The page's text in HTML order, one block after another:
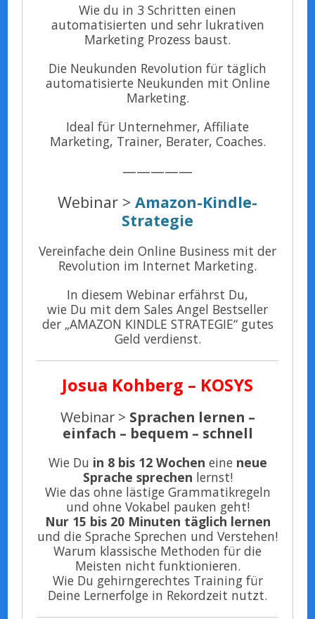
Wie du in 3 Schritten einen
automatisierten und sehr lukrativen
Marketing Prozess baust.
Die Neukunden Revolution für täglich
automatisierte Neukunden mit Online
Marketing.
Ideal für Unternehmer, Affiliate
Marketing, Trainer, Berater, Coaches.
—————
Webinar > Amazon-Kindle-
Strategie
Vereinfache dein Online Business mit der
Revolution im Internet Marketing.
In diesem Webinar erfährst Du,
wie Du mit dem Sales Angel Bestseller
der „AMAZON KINDLE STRATEGIE“ gutes
Geld verdienst.
Josua Kohberg – KOSYS
Webinar > Sprachen lernen –
einfach – bequem – schnell
Wie Du in 8 bis 12 Wochen eine neue
Sprache sprechen lernst!
Wie das ohne lästige Grammatikregeln
und ohne Vokabel pauken geht!
Nur 15 bis 20 Minuten täglich lernen
und die Sprache Sprechen und Verstehen!
Warum klassische Methoden für die
Meisten nicht funktionieren.
Wie Du gehirngerechtes Training für
Deine Lernerfolge in Rekordzeit nutzt.